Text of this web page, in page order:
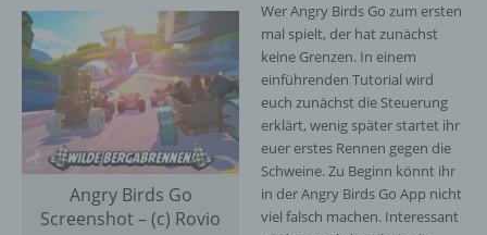
Angry Birds Go
Screenshot – (c) Rovio
Wer Angry Birds Go zum ersten
mal spielt, der hat zunächst
keine Grenzen. In einem
einführenden Tutorial wird
euch zunächst die Steuerung
erklärt, wenig später startet ihr
euer erstes Rennen gegen die
Schweine. Zu Beginn könnt ihr
in der Angry Birds Go App nicht
viel falsch machen. Interessant